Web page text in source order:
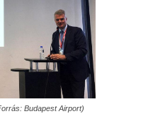
Budapest Airport)